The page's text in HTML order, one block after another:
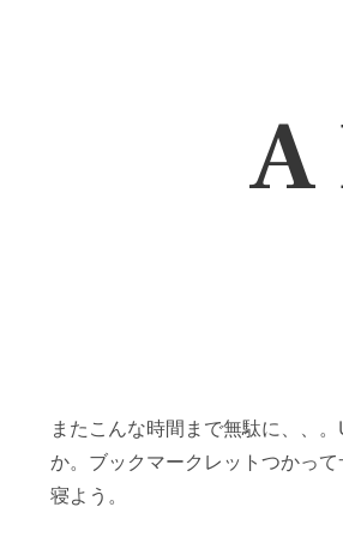
A
またこんな時間まで無駄に、、
か。ブックマークレットつかっ
寝よう。